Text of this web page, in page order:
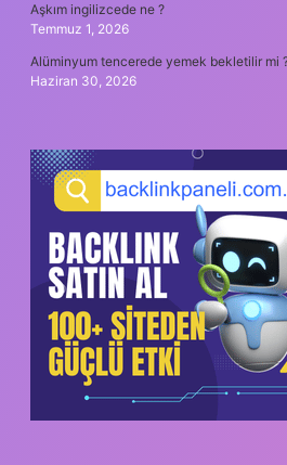
Aşkım ingilizcede ne ?
Temmuz 1, 2026
Alüminyum tencerede yemek bekletilir mi
Haziran 30, 2026